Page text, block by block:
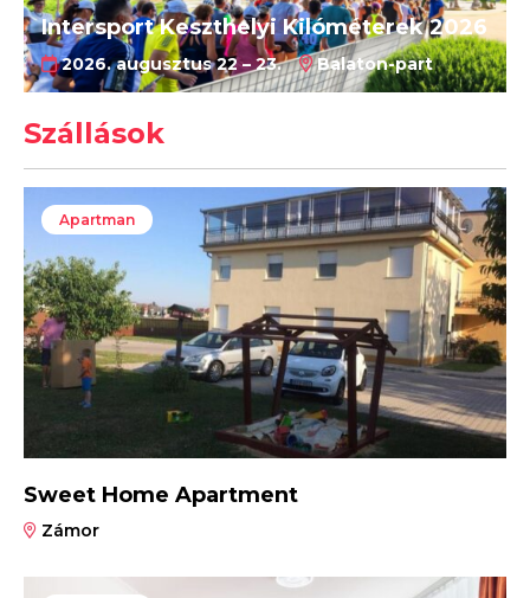
Intersport Keszthelyi Kilóméterek 2026
2026. augusztus 22 – 23. Balaton-part
Szállások
Apartman
Sweet Home Apartment
Zámor